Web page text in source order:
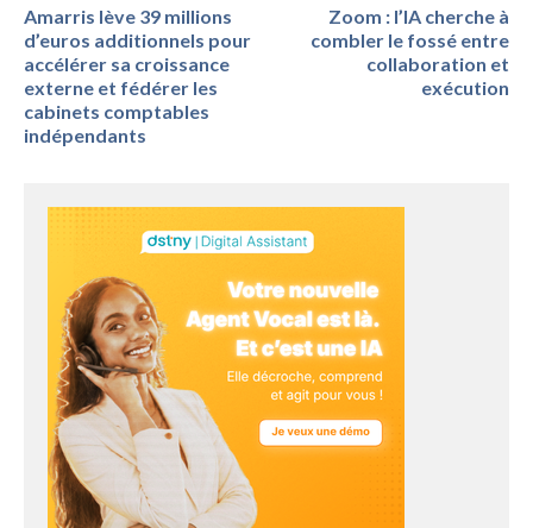
Amarris lève 39 millions
d’euros additionnels pour
accélérer sa croissance
externe et fédérer les
cabinets comptables
indépendants
Zoom : l’IA cherche à
combler le fossé entre
collaboration et
exécution